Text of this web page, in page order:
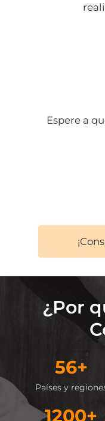
Espere a
¿Por
56+
Países y
1200+